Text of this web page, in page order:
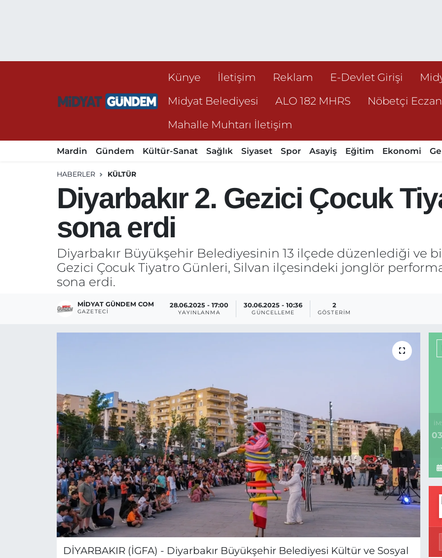
Künye İletişim Reklam E-Devlet Girişi
Midyat Belediyesi
ALO 182 MHRS Nöbetçi
Mahalle Muhtarı İletişim
Mardin Gündem Kültür-Sanat Sağlık Siyaset Spor Asayiş Eğitim Ekonomi
HABERLER KÜLTÜR
Diyarbakır 2. Gezici Çocuk
sona erdi
Diyarbakır Büyükşehir Belediyesinin 13 ilçede düzenlediği ve
Gezici Çocuk Tiyatro Günleri, Silvan ilçesindeki jonglör
sona erdi.
MIDYAT GÜNDEM COM
GAZETECI
28.06.2025 - 17:00
YAYINLANMA
30.06.2025 - 10:36
GÜNCELLEME
2
GÖSTERIM
DİYARBAKIR (İGFA) - Diyarbakır Büyükşehir Belediyesi Kültür ve Sosyal